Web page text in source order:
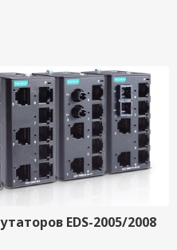
EDS-2005/2008